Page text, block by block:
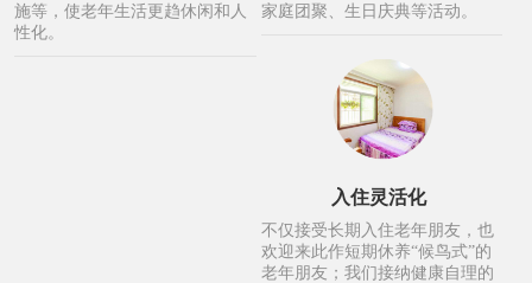
施等，使老年生活更趋休闲和人
性化。
家庭团聚、生日庆典等活动。
入住灵活化
不仅接受长期入住老年朋友，也
欢迎来此作短期休养“候鸟式”的
老年朋友；我们接纳健康自理的